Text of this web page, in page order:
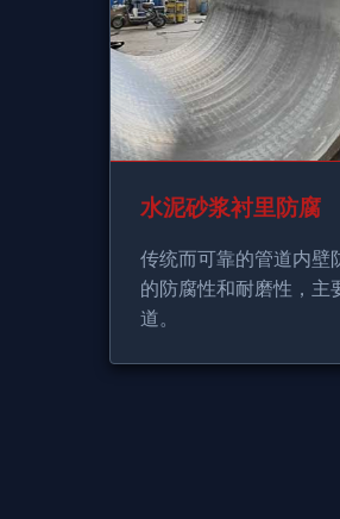
水泥砂浆衬里防腐
传统而可靠的管道内壁
的防腐性和耐磨性，主
道。